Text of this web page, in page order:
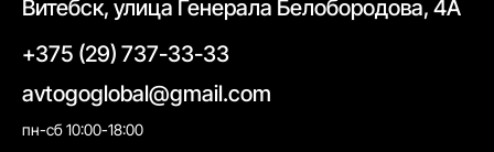
Витебск, улица Генерала Белобородова, 4А
+375 (29) 737-33-33
avtogoglobal@gmail.com
пн-сб 10:00-18:00